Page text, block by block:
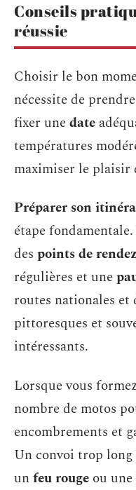
Conseils
réussie
Choisir le bon
nécessite de
fixer unedate
températures
maximiser le plaisir
Préparer son
étape
des points de
régulières et une
routes nationales et
pittoresques et
intéressants.
Lorsque vous
nombre de motos
encombrements et
Un convoi trop
unfeu rouge ou une